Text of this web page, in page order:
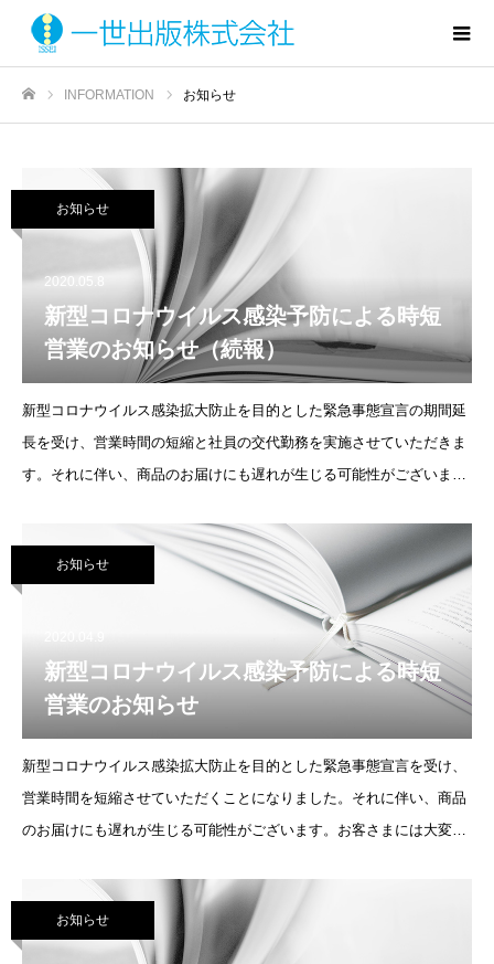
INFORMATION お知らせ
お知らせ
2020.05.8
新型コロナウイルス感染予防による時短
営業のお知らせ（続報）
新型コロナウイルス感染拡大防止を目的とした緊急事態宣言の期間延
長を受け、営業時間の短縮と社員の交代勤務を実施させていただきま
す。それに伴い、商品のお届けにも遅れが生じる可能性がございま
を賜りますようお願い申し上げます
お知らせ
新型コロナウイルス感染予防による時短
営業のお知らせ
新型コロナウイルス感染拡大防止を目的とした緊急事態宣言を受け、
営業時間を短縮させていただくことになりました。それに伴い、商品
のお届けにも遅れが生じる可能性がございます。お客さまには大変ご
し上げます。 期
お知らせ